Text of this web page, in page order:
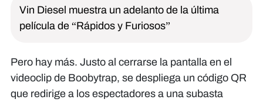
Vin Diesel muestra un adelanto de la última
película de “Rápidos y Furiosos”
Pero hay más. Justo al cerrarse la pantalla en el
videoclip de Boobytrap, se despliega un código QR
que redirige a los espectadores a una subasta